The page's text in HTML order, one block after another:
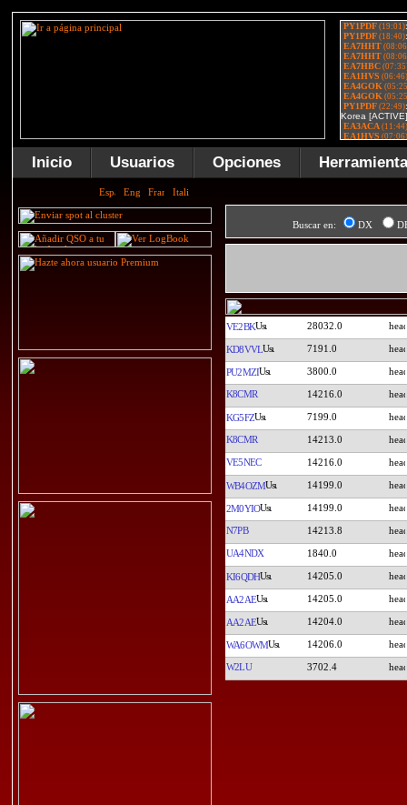
Inicio Usuarios Opciones
Buscar en: DX
VE2BK 28032.0
KD8VVL 7191.0
PU2MZI 3800.0
K8CMR 14216.0
KG5FZ 7199.0
K8CMR 14213.0
VE5NEC 14216.0
WB4OZM 14199.0
2M0YIO 14199.0
N7PB 14213.8
UA4NDX 1840.0
KI6QDH 14205.0
AA2AE 14205.0
AA2AE 14204.0
WA6OWM 14206.0
W2LU 3702.4